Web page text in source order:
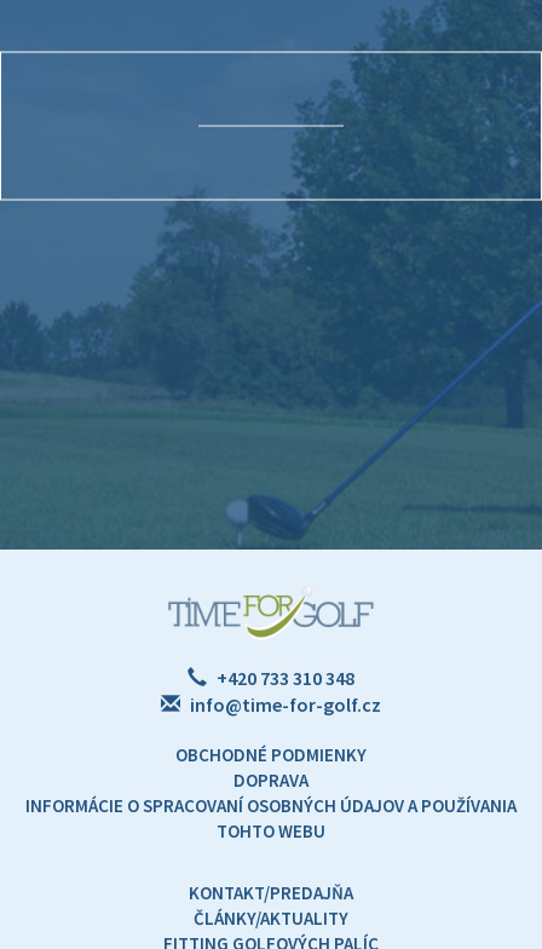
+420 733 310 348
info@time-for-golf.cz
OBCHODNÉ PODMIENKY
DOPRAVA
INFORMÁCIE O SPRACOVANÍ OSOBNÝCH ÚDAJOV A POUŽÍVANIA
TOHTO WEBU
KONTAKT/PREDAJŇA
ČLÁNKY/AKTUALITY
FITTING GOLFOVÝCH PALÍC